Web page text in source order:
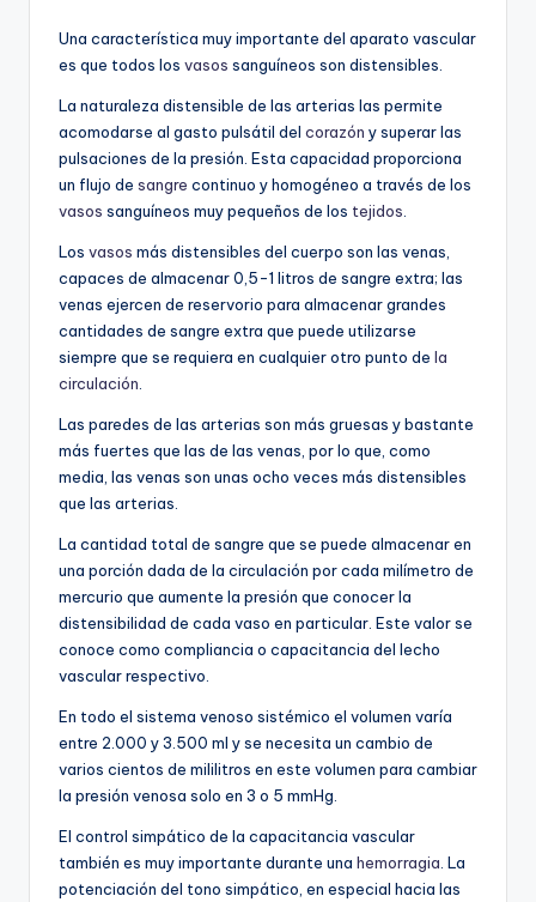
Una característica muy importante del aparato vascular
es que todos los vasos sanguíneos son distensibles.
La naturaleza distensible de las arterias las permite
acomodarse al gasto pulsátil del corazón y superar las
pulsaciones de la presión. Esta capacidad proporciona
un flujo de sangre continuo y homogéneo a través de los
vasos sanguíneos muy pequeños de los tejidos
Los vasos más distensibles del cuerpo son las venas,
capaces de almacenar 0,5-1 litros de sangre extra; las
venas ejercen de reservorio para almacenar grandes
cantidades de sangre extra que puede utilizarse
siempre que se requiera en cualquier otro punto de la
circulación
Las paredes de las arterias son más gruesas y bastante
más fuertes que las de las venas, por lo que, como
media, las venas son unas ocho veces más distensibles
que las arterias.
La cantidad total de sangre que se puede almacenar en
una porción dada de la circulación por cada milímetro de
mercurio que aumente la presión que conocer la
distensibilidad de cada vaso en particular. Este valor se
conoce como compliancia o capacitancia del lecho
vascular respectivo.
En todo el sistema venoso sistémico el volumen varía
entre 2.000 y 3.500 ml y se necesita un cambio de
varios cientos de mililitros en este volumen para cambiar
la presión venosa solo en 3 o 5 mmHg.
El control simpático de la capacitancia vascular
también es muy importante durante una hemorragia . La
potenciación del tono simpático, en especial hacia las